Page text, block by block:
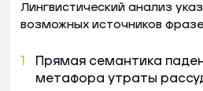
Лингвистический анализ
возможных источников
Прямая семантика
метафора утраты